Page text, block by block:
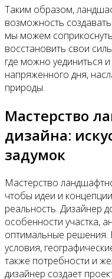
Таким образом,
возможность
мы можем
восстановить свои
где можно уединиться
напряженного дня,
природы.
Мастерство
дизайна:
задумок
Мастерство
чтобы идеи и
реальность. Дизайнер
особенности участка,
оптимальные решения.
условия,
также потребности и
дизайнер создает